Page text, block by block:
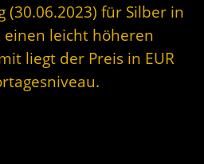
(30.06.2023) für Silber in
einen leicht höheren
liegt der Preis in EUR